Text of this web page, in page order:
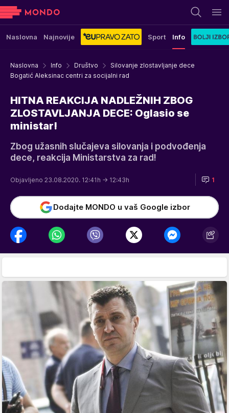
Naslovna Najnovije Sport Info
Naslovna Info Društvo
Silovanje zlostavljanje dece
Bogatić Aleksinac centri za socijalni rad
HITNA REAKCIJA NADLEŽNIH ZBOG
ZLOSTAVLJANJA DECE: Oglasio se
ministar!
Zbog užasnih slučajeva silovanja i podvođenja
dece, reakcija Ministarstva za rad!
Objavljeno 23.08.2020. 12:41h → 12:43h 1
Dodajte MONDO u vaš Google izbor